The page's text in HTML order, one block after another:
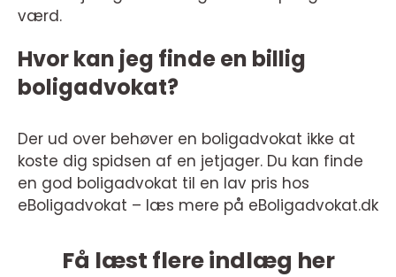
værd.
Hvor kan jeg finde en billig
boligadvokat?
Der ud over behøver en boligadvokat ikke at
koste dig spidsen af en jetjager. Du kan finde
en god boligadvokat til en lav pris hos
eBoligadvokat – læs mere på eBoligadvokat.dk
Få læst flere indlæg her